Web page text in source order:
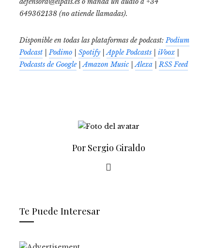
649362138 (no atiende llamadas).
Disponible en todas las plataformas de podcast:Podium
Podcast |Podimo Spotify |Apple Podcasts iVoox
Podcasts de Google|Amazon Music |Alexa |RSS Feed
Por Sergio Giraldo
Te Puede Interesar